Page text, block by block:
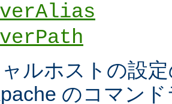
ルホストの設
のコマン